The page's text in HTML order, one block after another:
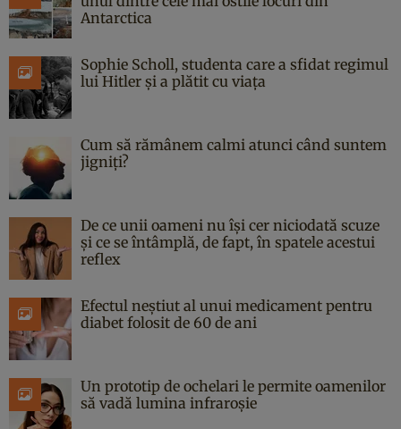
Antarctica
Sophie Scholl, studenta care a sfidat regimul
lui Hitler și a plătit cu viața
Cum să rămânem calmi atunci când suntem
jigniți?
De ce unii oameni nu își cer niciodată scuze
și ce se întâmplă, de fapt, în spatele acestui
reflex
Efectul neștiut al unui medicament pentru
diabet folosit de 60 de ani
Un prototip de ochelari le permite oamenilor
să vadă lumina infraroșie